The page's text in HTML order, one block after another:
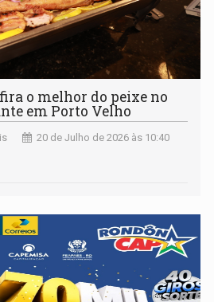
o melhor do peixe no
em Porto Velho
20 de Julho de 2026 às 10:40